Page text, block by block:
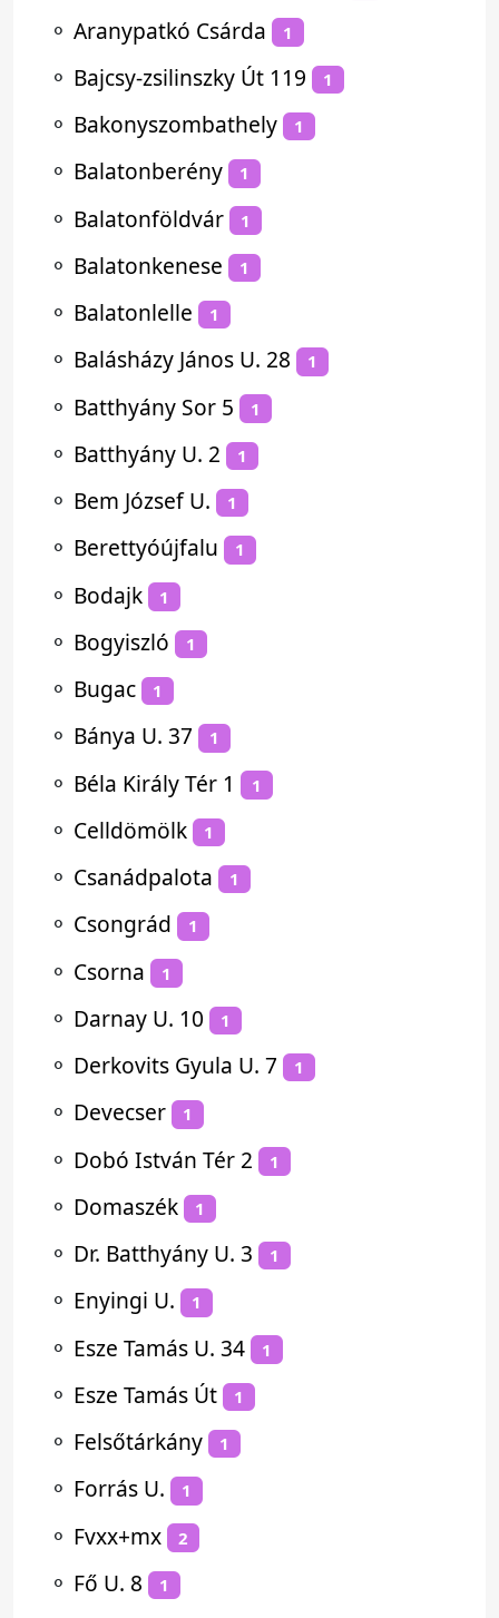
⚬ Aranypatkó Csárda 1
⚬ Bajcsy-zsilinszky Út 119 1
⚬ Bakonyszombathely 1
⚬ Balatonberény 1
⚬ Balatonföldvár 1
⚬ Balatonkenese 1
⚬ Balatonlelle 1
⚬ Balásházy János U. 28 1
⚬ Batthyány Sor 5 1
⚬ Batthyány U. 2 1
⚬ Bem József U. 1
⚬ Berettyóújfalu 1
⚬ Bodajk 1
⚬ Bogyiszló 1
⚬ Bugac 1
⚬ Bánya U. 37 1
⚬ Béla Király Tér 1 1
⚬ Celldömölk 1
⚬ Csanádpalota 1
⚬ Csongrád 1
⚬ Csorna 1
⚬ Darnay U. 10 1
⚬ Derkovits Gyula U. 7 1
⚬ Devecser 1
⚬ Dobó István Tér 2 1
⚬ Domaszék 1
⚬ Dr. Batthyány U. 3 1
⚬ Enyingi U. 1
⚬ Esze Tamás U. 34 1
⚬ Esze Tamás Út 1
⚬ Felsőtárkány 1
⚬ Forrás U. 1
⚬ Fvxx+mx 2
⚬ Fő U. 8 1